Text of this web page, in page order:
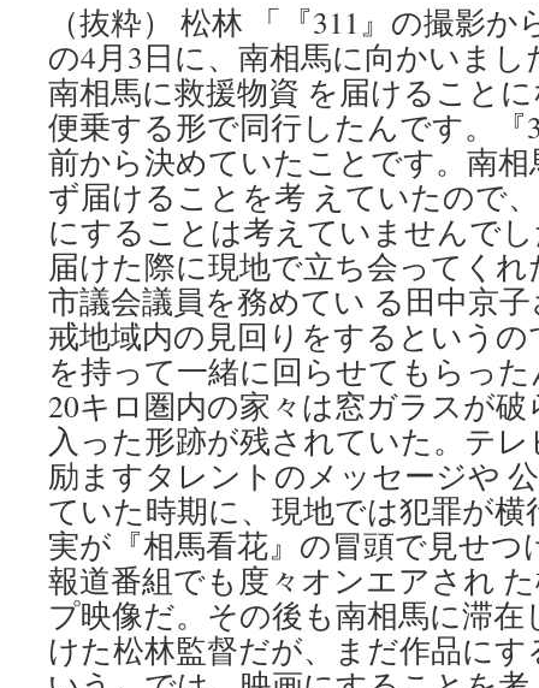
（抜粋） 松林 「『311』の撮影
の4月3日に、南相馬に向かいま
南相馬に救援物資 を届けること
便乗する形で同行したんです。『
前から決めていたことです。南
ず届けることを考 えていたので
にすることは考えていませんで
届けた際に現地で立ち会ってく
市議会議員を務めてい る田中京
戒地域内の見回りをするという
を持って一緒に回らせてもらっ
20キロ圏内の家々は窓ガラスが
入った形跡が残されていた。テ
励ますタレントのメッセージや
ていた時期に、現地では犯罪が
実が『相馬看花』の冒頭で見せ
報道番組でも度々オンエアされ
プ映像だ。その後も南相馬に滞
けた松林監督だが、まだ作品に